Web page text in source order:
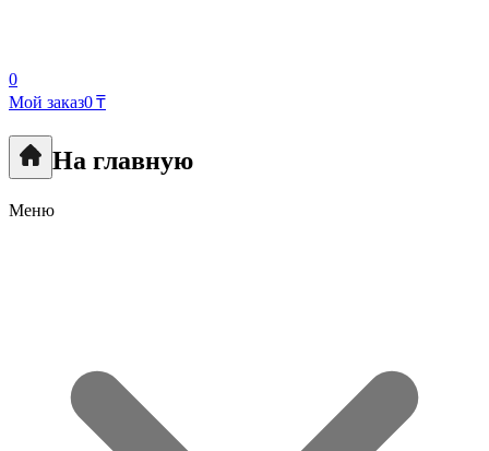
0
Мой заказ0 ₸
На главную
Меню